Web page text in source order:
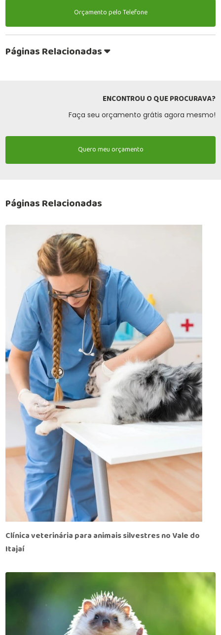
Orçamento pelo Telefone
Páginas Relacionadas
ENCONTROU O QUE PROCURAVA?
Faça seu orçamento grátis agora mesmo!
Quero meu orçamento
Páginas Relacionadas
Clínica veterinária para animais silvestres no Vale do
Itajaí